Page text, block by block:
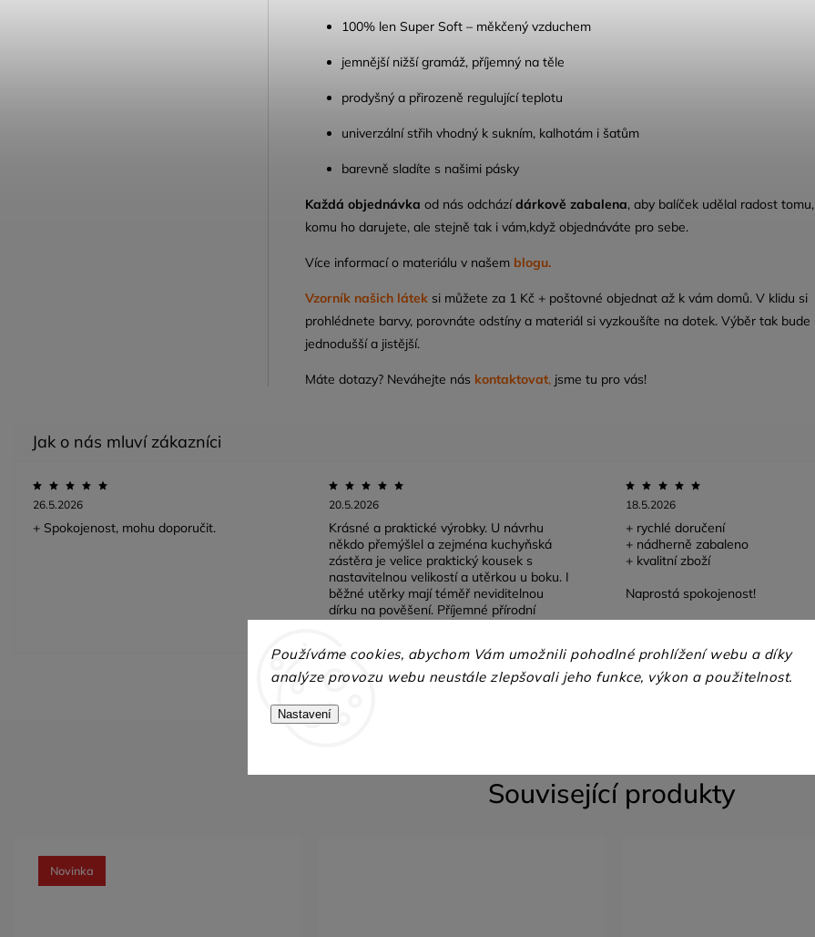
Používáme cookies, abychom Vám umožnili pohodlné prohlížení webu a díky
analýze provozu webu neustále zlepšovali jeho funkce, výkon a použitelnost.
Nastavení
100% len Super Soft – měkčený vzduchem
jemnější nižší gramáž, příjemný na těle
prodyšný a přirozeně regulující teplotu
univerzální střih vhodný k sukním, kalhotám i šatům
barevně sladíte s našimi pásky
Každá objednávka od nás odcházídárkově zabalena, aby balíček udělal radost tomu,
komu ho darujete, ale stejně tak i vám,když objednáváte pro sebe.
Více informací o materiálu v našem blogu.
Vzorník našich látek si můžete za 1 Kč + poštovné objednat až k vám domů. V klidu si
prohlédnete barvy, porovnáte odstíny a materiál si vyzkoušíte na dotek. Výběr tak bude
jednodušší a jistější.
Máte dotazy? Neváhejte nás kontaktovat, jsme tu pro vás!
26.5.2026
+ Spokojenost, mohu doporučit.
20.5.2026
Krásné a praktické výrobky. U návrhu
někdo přemýšlel a zejména kuchyňská
zástěra je velice praktický kousek s
nastavitelnou velikostí a utěrkou u boku. I
běžné utěrky mají téměř neviditelnou
dírku na pověšení. Příjemné přírodní
18.5.2026
+ rychlé doručení
+ nádherně zabaleno
+ kvalitní zboží
Naprostá spokojenost!
Související produkty
Novinka